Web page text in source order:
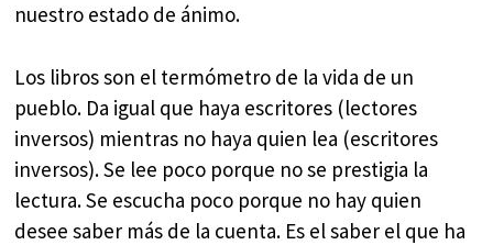
nuestro estado de ánimo.
Los libros son el termómetro de la vida de un
pueblo. Da igual que haya escritores (lectores
inversos) mientras no haya quien lea (escritores
inversos). Se lee poco porque no se prestigia la
lectura. Se escucha poco porque no hay quien
desee saber más de la cuenta. Es el saber el que ha